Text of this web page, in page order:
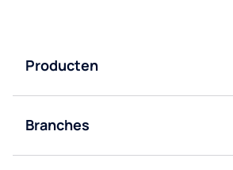
Producten
Waterdispensers
Flessenkoeler
Branches
Kantoor